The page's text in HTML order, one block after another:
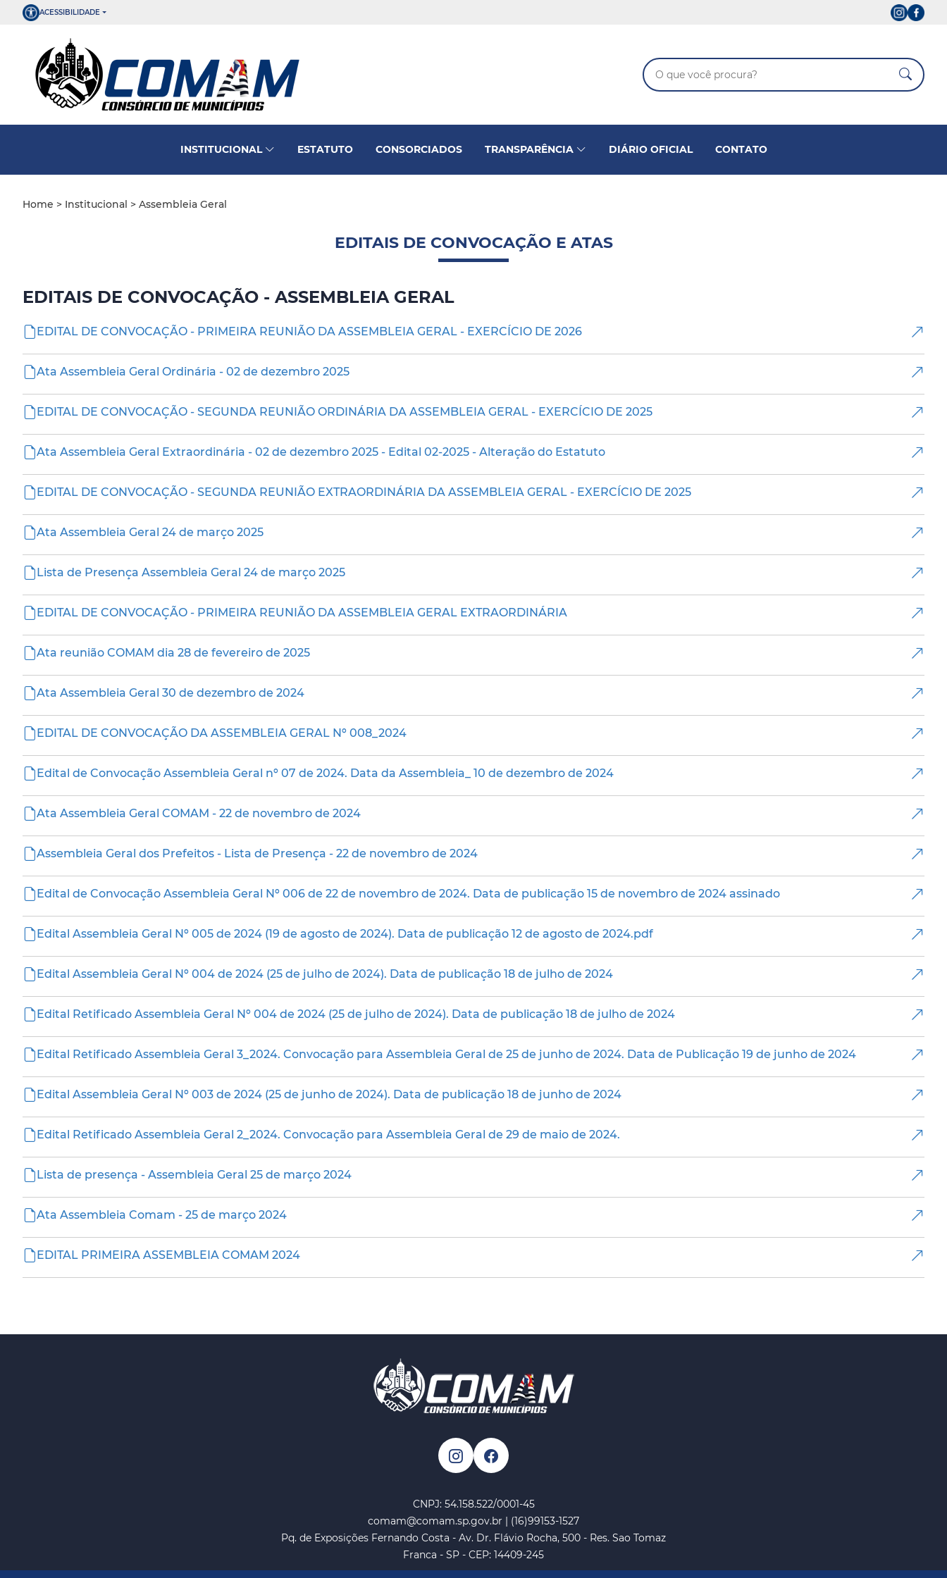
ACESSIBILIDADE
INSTITUCIONAL ESTATUTO CONSORCIADOS TRANSPARÊNCIA DIÁRIO OFICIAL CONTATO
Home > Institucional > Assembleia Geral
EDITAIS DE CONVOCAÇÃO E ATAS
EDITAIS DE CONVOCAÇÃO - ASSEMBLEIA GERAL
EDITAL DE CONVOCAÇÃO - PRIMEIRA REUNIÃO DA ASSEMBLEIA GERAL - EXERCÍCIO DE 2026
Ata Assembleia Geral Ordinária - 02 de dezembro 2025
EDITAL DE CONVOCAÇÃO - SEGUNDA REUNIÃO ORDINÁRIA DA ASSEMBLEIA GERAL - EXERCÍCIO DE 2025
Ata Assembleia Geral Extraordinária - 02 de dezembro 2025 - Edital 02-2025 - Alteração do Estatuto
EDITAL DE CONVOCAÇÃO - SEGUNDA REUNIÃO EXTRAORDINÁRIA DA ASSEMBLEIA GERAL - EXERCÍCIO DE 2025
Ata Assembleia Geral 24 de março 2025
Lista de Presença Assembleia Geral 24 de março 2025
EDITAL DE CONVOCAÇÃO - PRIMEIRA REUNIÃO DA ASSEMBLEIA GERAL EXTRAORDINÁRIA
Ata reunião COMAM dia 28 de fevereiro de 2025
Ata Assembleia Geral 30 de dezembro de 2024
EDITAL DE CONVOCAÇÃO DA ASSEMBLEIA GERAL Nº 008_2024
Edital de Convocação Assembleia Geral nº 07 de 2024. Data da Assembleia_ 10 de dezembro de 2024
Ata Assembleia Geral COMAM - 22 de novembro de 2024
Assembleia Geral dos Prefeitos - Lista de Presença - 22 de novembro de 2024
Edital de Convocação Assembleia Geral Nº 006 de 22 de novembro de 2024. Data de publicação 15 de novembro de 2024 assinado
Edital Assembleia Geral Nº 005 de 2024 (19 de agosto de 2024). Data de publicação 12 de agosto de 2024.pdf
Edital Assembleia Geral Nº 004 de 2024 (25 de julho de 2024). Data de publicação 18 de julho de 2024
Edital Retificado Assembleia Geral Nº 004 de 2024 (25 de julho de 2024). Data de publicação 18 de julho de 2024
Edital Retificado Assembleia Geral 3_2024. Convocação para Assembleia Geral de 25 de junho de 2024. Data de Publicação 19 de junho de 2024
Edital Assembleia Geral Nº 003 de 2024 (25 de junho de 2024). Data de publicação 18 de junho de 2024
Edital Retificado Assembleia Geral 2_2024. Convocação para Assembleia Geral de 29 de maio de 2024.
Lista de presença - Assembleia Geral 25 de março 2024
Ata Assembleia Comam - 25 de março 2024
EDITAL PRIMEIRA ASSEMBLEIA COMAM 2024
CNPJ: 54.158.522/0001-45
comam@comam.sp.gov.br | (16)99153-1527
Pq. de Exposições Fernando Costa - Av. Dr. Flávio Rocha, 500 - Res. Sao Tomaz
Franca - SP - CEP: 14409-245